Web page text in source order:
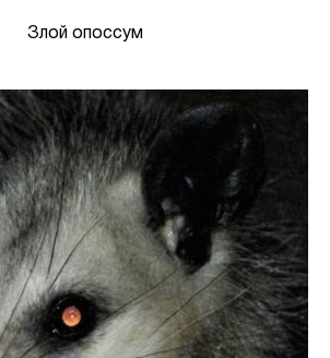
Злой опоссум